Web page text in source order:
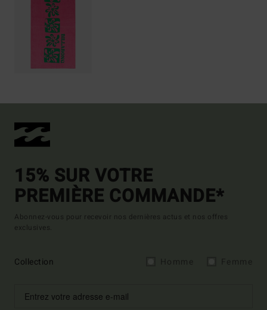
15% SUR VOTRE
PREMIÈRE COMMANDE*
Abonnez-vous pour recevoir nos dernières actus et nos offres
exclusives.
Collection